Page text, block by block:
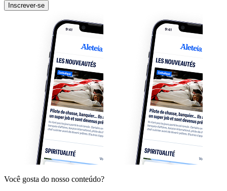
Inscrever-se
Você gosta do nosso conteúdo?